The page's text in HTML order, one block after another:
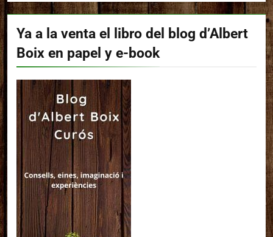
Ya a la venta el libro del blog d’Albert
Boix en papel y e-book